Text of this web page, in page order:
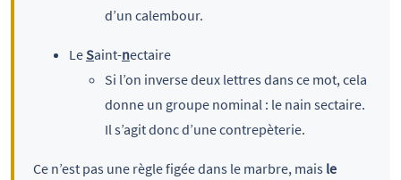
d’un calembour.
LeSaint-nectaire
Si l’on inverse deux lettres dans ce mot, cela
donne un groupe nominal : le nain sectaire.
Il s’agit donc d’une contrepèterie.
Ce n’est pas une règle figée dans le marbre, mais le